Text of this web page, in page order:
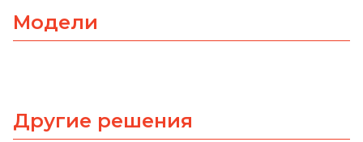
Модели
Другие решения